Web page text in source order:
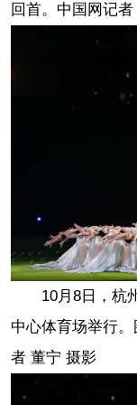
回首。中国网记
10月8日，杭
中心体育场举行
者 董宁 摄影